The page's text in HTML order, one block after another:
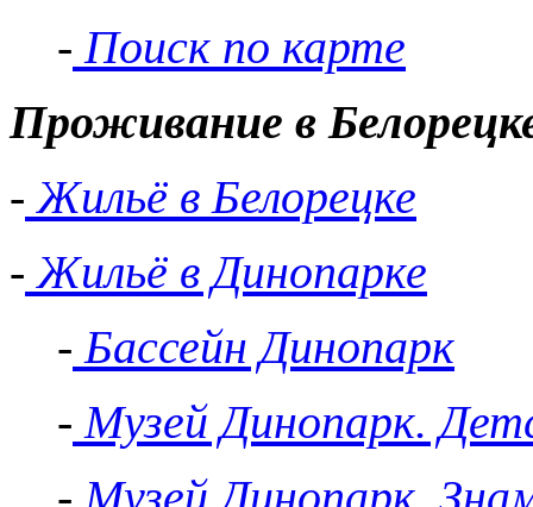
- Поиск по карте
Проживание в
- Жильё в Белорецке
- Жильё в Динопарке
- Бассейн Динопарк
- Музей Динопарк.